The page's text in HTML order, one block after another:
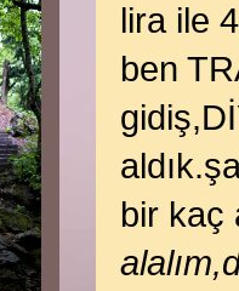
lira ile
ben
bir kaç